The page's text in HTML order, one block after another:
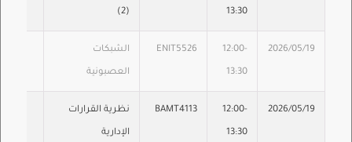
13:30
(2)
2026/05/19
12:00-
13:30
ENIT5526 الشبكات
العصبونية
2026/05/19
12:00-
13:30
BAMT4113 نظرية القرارات
الإدارية